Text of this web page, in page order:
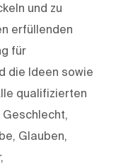
und zu
erfüllenden
für
die Ideen sowie
qualifizierten
Geschlecht,
Glauben,